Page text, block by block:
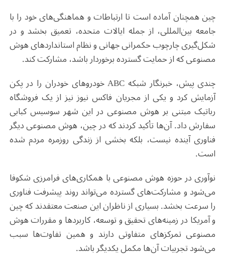
چین همچنان آماده است تا ارتباطات و هماهنگی‌های خود را با
جامعه بین‌المللی، از جمله ایالات متحده، تعمیق بخشد و در
شکل‌گیری چارچوب حکمرانی جهانی و نظام استانداردهای هوش
مصنوعی که از حمایت گسترده برخوردار باشد، مشارکت کند.
چندی پیش، خبرنگار شبکهABCخودروهای خودران را در پکن
آزمایش کرد و یکی از مجریان فاکس نیوز نیز از یک فروشگاه
رباتیک مبتنی بر هوش مصنوعی در این شهر سوسیس کبابی
سفارش داد. آن‌ها تأکید کردند که در چین، هوش مصنوعی دیگر
فناوری آینده نیست، بلکه بخشی از زندگی روزمره مردم شده
است.
نوآوری در حوزه هوش مصنوعی با همکاری‌های فرامرزی شکوفا
می‌شود و مشارکت‌های گسترده می‌تواند روند پیشرفت فناوری
را سرعت بخشد. بسیاری از ناظران این صنعت معتقدند که چین
و آمریکا در زمینه‌های تحقیق و توسعه، کاربردها و مقررات هوش
مصنوعی تمرکزهای متفاوتی دارند و همین تفاوت‌ها سبب
می‌شود تجربیات آن‌ها مکمل یکدیگر باشد.